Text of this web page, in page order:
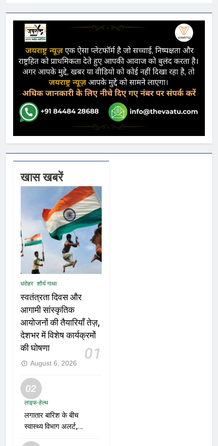
खास खबरें
धरोहर शौर्य गाथा
स्वतंत्रता दिवस और
आगामी सांस्कृतिक
आयोजनों की तैयारियाँ तेज़,
देशभर में विशेष कार्यक्रमों
की घोषणा
01
August 6, 2026
02
लाइफ-हेल्थ
लगातार बारिश के बीच
स्वास्थ्य विभाग अलर्ट,